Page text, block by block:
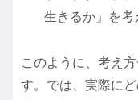
生きるか」を考
このように、考え
す。では、実際に